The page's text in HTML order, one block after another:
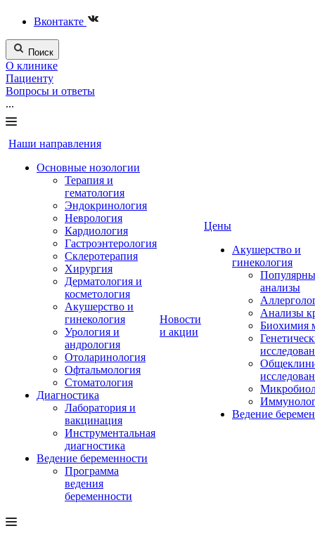
Вконтакте
Поиск
О клинике
Пациенту
Вопросы и ответы
...
Наши направления
Основные нозологии
Терапия и
гематология
Эндокринология
Неврология
Кардиология
Гастроэнтерология
Склеротерапия
Хирургия
Дерматология и
косметология
Акушерство и
гинекология
Урология и
андрология
Отоларинология
Офтальмология
Стоматология
Диагностика
Лаборатория и
вакцинация
Инструментальная
диагностика
Ведение беременности
Программа
ведения
беременности
Новости
и акции
Цены
Акушерство и
гинекология
анализы
Анализы
Биохимия
Ведение